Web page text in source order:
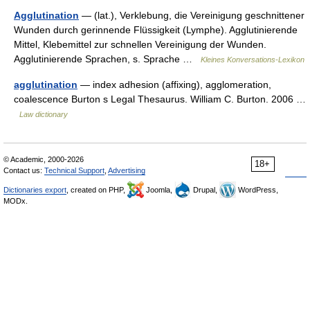
Agglutination — (lat.), Verklebung, die Vereinigung geschnittener
Wunden durch gerinnende Flüssigkeit (Lymphe). Agglutinierende
Mittel, Klebemittel zur schnellen Vereinigung der Wunden.
Agglutinierende Sprachen, s. Sprache …
Kleines Konversations-Lexikon
agglutination — index adhesion (affixing), agglomeration,
coalescence Burton s Legal Thesaurus. William C. Burton. 2006 …
Law dictionary
18+
© Academic, 2000-2026
Contact us: Technical Support Advertising
Dictionaries export , created on PHP, Joomla, Drupal,
WordPress,
MODx.